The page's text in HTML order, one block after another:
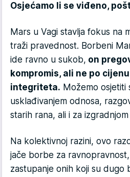
Osjećamo li se viđeno,
Mars u Vagi stavlja fokus na
traži pravednost. Borbeni
ide ravno u sukob, on
kompromis, ali ne po
integriteta. Možemo
usklađivanjem odnosa,
starih rana, ali i za
Na kolektivnoj razini, ovo
jače borbe za
zastupanje onih koji su dugo